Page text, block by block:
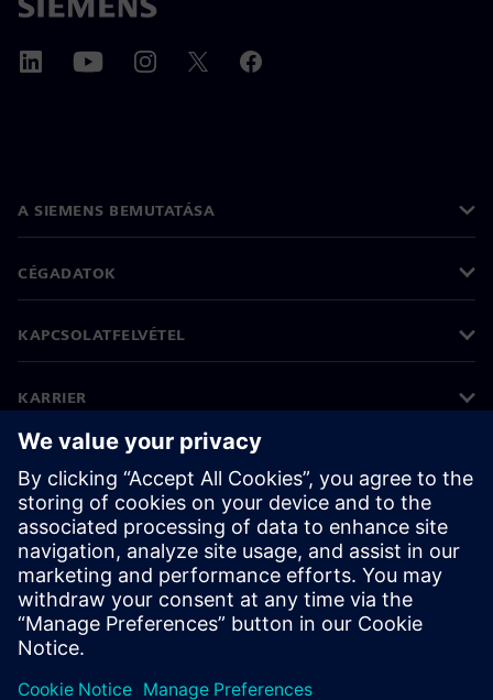
A SIEMENS BEMUTATÁSA
CÉGADATOK
KAPCSOLATFELVÉTEL
KARRIER
©Siemens 2026
Vállalati információk
Adatvédelmi nyilatkozat
Cookie (süti) tájékoztató